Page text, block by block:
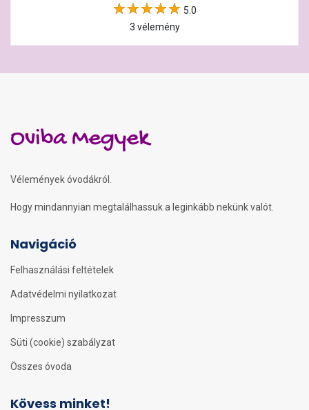
5.0
3 vélemény
Oviba Megyek
Vélemények óvodákról.
Hogy mindannyian megtalálhassuk a leginkább nekünk valót.
Navigáció
Felhasználási feltételek
Adatvédelmi nyilatkozat
Impresszum
Süti (cookie) szabályzat
Összes óvoda
Kövess minket!